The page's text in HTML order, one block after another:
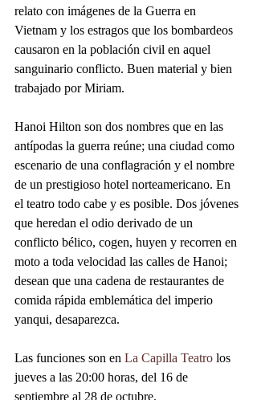
relato con imágenes de la Guerra en
Vietnam y los estragos que los bombardeos
causaron en la población civil en aquel
sanguinario conflicto. Buen material y bien
trabajado por Miriam.
Hanoi Hilton son dos nombres que en las
antípodas la guerra reúne; una ciudad como
escenario de una conflagración y el nombre
de un prestigioso hotel norteamericano. En
el teatro todo cabe y es posible. Dos jóvenes
que heredan el odio derivado de un
conflicto bélico, cogen, huyen y recorren en
moto a toda velocidad las calles de Hanoi;
desean que una cadena de restaurantes de
comida rápida emblemática del imperio
yanqui, desaparezca.
Las funciones son en La Capilla Teatro los
jueves a las 20:00 horas, del 16 de
septiembre al 28 de octubre.